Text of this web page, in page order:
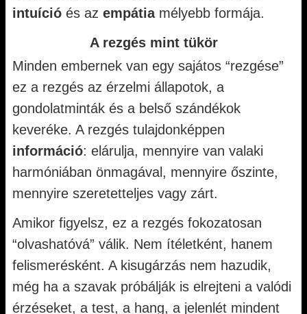
intuíció és az empátiamélyebb formája.
A rezgés mint tükör
Minden embernek van egy sajátos “rezgése”
ez a rezgés az érzelmi állapotok, a
gondolatminták és a belső szándékok
keveréke. A rezgés tulajdonképpen
információ: elárulja, mennyire van valaki
harmóniában önmagával, mennyire őszinte,
mennyire szeretetteljes vagy zárt.
Amikor figyelsz, ez a rezgés fokozatosan
“olvashatóvá” válik. Nem ítéletként, hanem
felismerésként. A kisugárzás nem hazudik,
még ha a szavak próbálják is elrejteni a valódi
érzéseket, a test, a hang, a jelenlét mindent